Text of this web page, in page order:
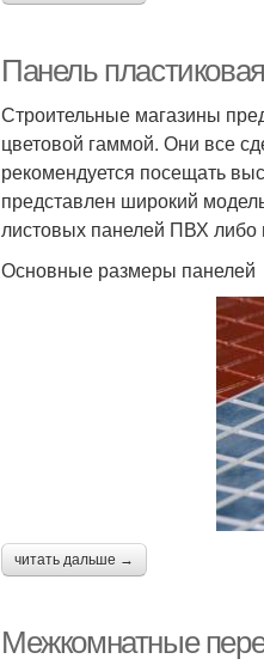
Панель
Строительные магазины
цветовой гаммой. Они все
рекомендуется посещать
представлен широкий
листовых панелей ПВХ либо
Основные размеры панелей
читать дальше →
Межкомнатные